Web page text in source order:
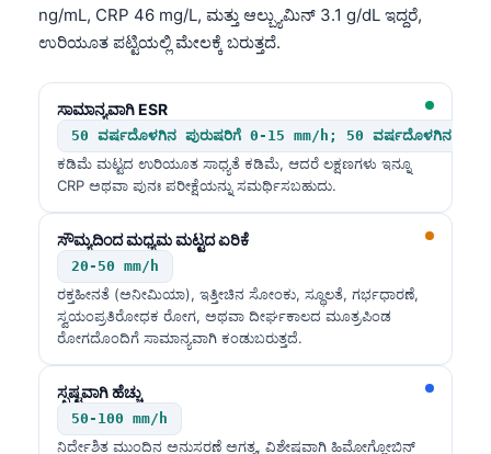
ng/mL, CRP 46 mg/L, ಮತ್ತು ಆಲ್ಬ್ಯುಮಿನ್ 3.1 g/dL ಇದ್ದರೆ,
ಉರಿಯೂತ ಪಟ್ಟಿಯಲ್ಲಿ ಮೇಲಕ್ಕೆ ಬರುತ್ತದೆ.
ಸಾಮಾನ್ಯವಾಗಿ ESR
50 ವರ್ಷದೊಳಗಿನ ಪುರುಷರಿಗೆ 0-15 mm/h; 50 ವರ್ಷದೊಳಗಿನ
ಕಡಿಮೆ ಮಟ್ಟದ ಉರಿಯೂತ ಸಾಧ್ಯತೆ ಕಡಿಮೆ, ಆದರೆ ಲಕ್ಷಣಗಳು ಇನ್ನೂ
CRP ಅಥವಾ ಪುನಃ ಪರೀಕ್ಷೆಯನ್ನು ಸಮರ್ಥಿಸಬಹುದು.
ಸೌಮ್ಯದಿಂದ ಮಧ್ಯಮ ಮಟ್ಟದ ಏರಿಕೆ
20-50 mm/h
ರಕ್ತಹೀನತೆ (ಅನೀಮಿಯಾ), ಇತ್ತೀಚಿನ ಸೋಂಕು, ಸ್ಥೂಲತೆ, ಗರ್ಭಧಾರಣೆ,
ಸ್ವಯಂಪ್ರತಿರೋಧಕ ರೋಗ, ಅಥವಾ ದೀರ್ಘಕಾಲದ ಮೂತ್ರಪಿಂಡ
ರೋಗದೊಂದಿಗೆ ಸಾಮಾನ್ಯವಾಗಿ ಕಂಡುಬರುತ್ತದೆ.
ಸ್ಪಷ್ಟವಾಗಿ ಹೆಚ್ಚು
50-100 mm/h
ನಿರ್ದೇಶಿತ ಮುಂದಿನ ಅನುಸರಣೆ ಅಗತ್ಯ, ವಿಶೇಷವಾಗಿ ಹಿಮೋಗ್ಲೋಬಿನ್